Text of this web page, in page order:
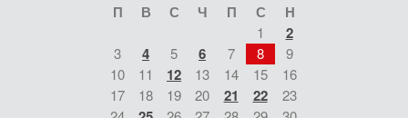
П В С Ч П С Н
1 2
3 4 5 6 7 8
9
10
11 12 13 14 15
16
17
18 19 20 21 22
23